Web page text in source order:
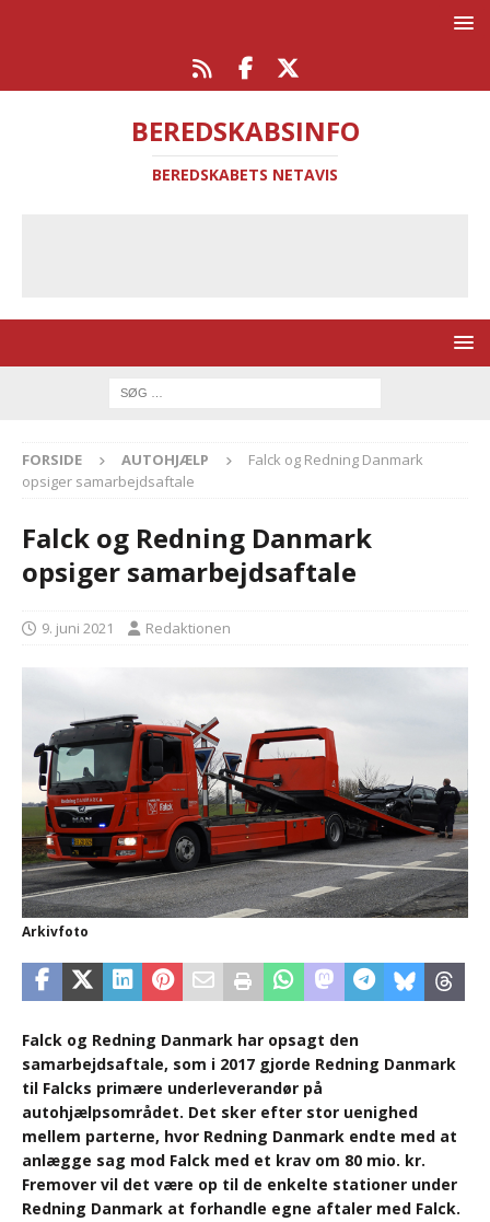
BEREDSKABSINFO
BEREDSKABETS NETAVIS
FORSIDE AUTOHJÆLP
Falck og Redning Danmark
opsiger samarbejdsaftale
Falck og Redning Danmark
opsiger samarbejdsaftale
9. juni 2021 Redaktionen
Arkivfoto
Falck og Redning Danmark har opsagt den
samarbejdsaftale, som i 2017 gjorde Redning Danmark
til Falcks primære underleverandør på
autohjælpsområdet. Det sker efter stor uenighed
mellem parterne, hvor Redning Danmark endte med at
anlægge sag mod Falck med et krav om 80 mio. kr.
Fremover vil det være op til de enkelte stationer under
Redning Danmark at forhandle egne aftaler med Falck.